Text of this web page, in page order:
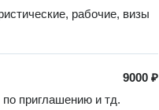
рабочие, визы
9000 ₽
приглашению и тд.